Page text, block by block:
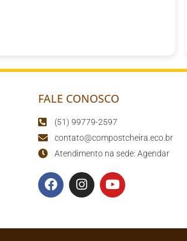
FALE CONOSCO
(51) 99779-2597
contato@compostcheira.eco.br
Atendimento na sede: Agendar